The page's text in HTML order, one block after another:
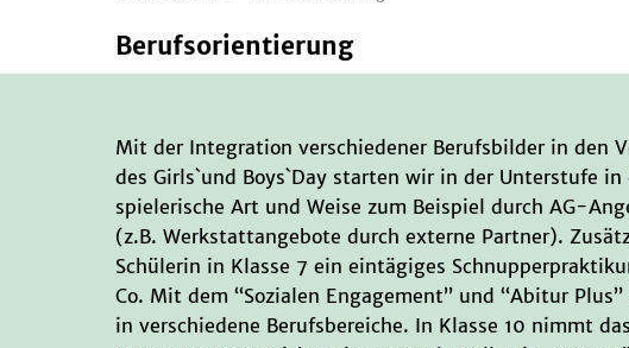
Berufsorientierung
Mit der Integration verschiedener Berufsbilder in den
des Girls`und Boys`Day starten wir in der Unterstufe
spielerische Art und Weise zum Beispiel durch AG-
(z.B. Werkstattangebote durch externe Partner).
Schülerin in Klasse 7 ein eintägiges
Co. Mit dem “Sozialen Engagement” und “Abitur
in verschiedene Berufsbereiche. In Klasse 10 nimmt